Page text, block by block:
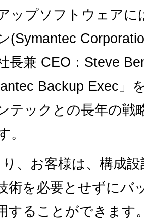
ップソフトウェアに
(Symantec
長兼 CEO：Steve
Backup Exec」
テックとの長年の戦
。
、お客様は、構成
術を必要とせずにバ
することができます